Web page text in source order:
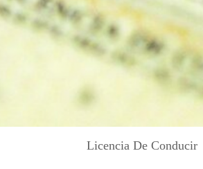
Licencia De Conducir